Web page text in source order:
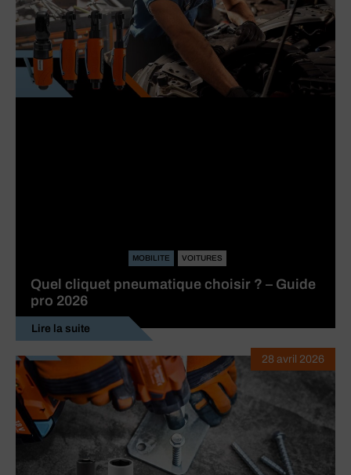
MOBILITE VOITURES
Quel cliquet pneumatique choisir ? – Guide
pro 2026
Lire la suite
28 avril 2026